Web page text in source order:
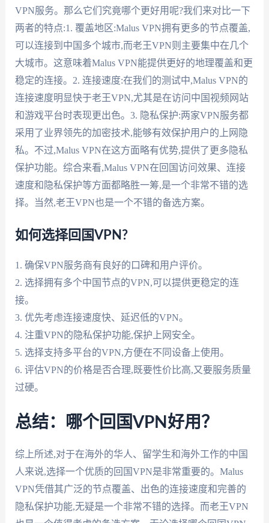
VPN服务。那么它们究竟哪个更好用呢?我们来对比一下
两者的特点:1. 覆盖地区:Malus VPN拥有更多的节点覆盖,
可以连接到中国多个城市,而老王VPN则主要集中在几个
大城市。这意味着Malus VPN能提供更好的地理覆盖和更
稳定的连接。2. 连接速度:在我们的测试中,Malus VPN的
连接速度明显快于老王VPN,尤其是在访问中国视频网站
和游戏平台时表现更出色。3. 隐私保护:两家VPN服务都
采用了业界领先的加密技术,能够有效保护用户的上网隐
私。不过,Malus VPN在这方面略有优势,提供了更多隐私
保护功能。综合来看,Malus VPN在回国访问效果、连接
速度和隐私保护等方面都略胜一筹,是一个非常不错的选
择。当然,老王VPN也是一个不错的备选方案。
如何选择回国VPN?
1. 确保VPN服务商有良好的口碑和用户评价。
2. 选择拥有多个中国节点的VPN,可以提供更稳定的连
接。
3. 优先考虑连接速度快、延迟低的VPN。
4. 注重VPN的隐私保护功能,保护上网安全。
5. 选择支持多平台的VPN,方便在不同设备上使用。
6. 评估VPN的价格是否合理,既要性价比高,又要服务质量
过硬。
总结：哪个回国VPN好用？
综上所述,对于在海外的华人、留学生和海外工作的中国
人来说,选择一个优质的回国VPN是非常重要的。Malus
VPN凭借其广泛的节点覆盖、出色的连接速度和完善的
隐私保护功能,无疑是一个非常不错的选择。而老王VPN